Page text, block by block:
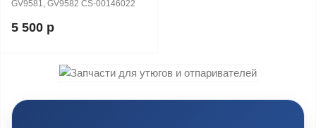
GV9581, GV9582 CS-00146022
5 500 р